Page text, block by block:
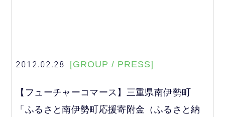
2012.02.28 [GROUP / PRESS]
【フューチャーコマース】三重県南伊勢町
「ふるさと南伊勢町応援寄附金（ふるさと納